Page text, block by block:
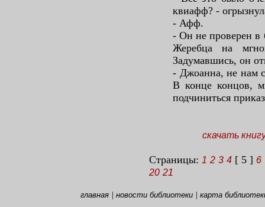
квиафф? -
- Афф.
- Он не проверен в
Жеребца на
Задумавшись, он
- Джоанна, не нам
В конце концов,
подчиниться
скачать
Страницы: 1 2 3 4 [ 5 ] 6
20 21
главная| новости библиотеки| карта